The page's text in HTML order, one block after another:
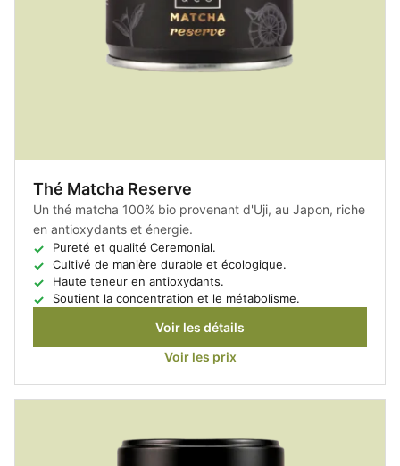
Thé Matcha Reserve
Un thé matcha 100% bio provenant d'Uji, au Japon, riche
en antioxydants et énergie.
Pureté et qualité Ceremonial.
Cultivé de manière durable et écologique.
Haute teneur en antioxydants.
Soutient la concentration et le métabolisme.
Voir les détails
Voir les prix